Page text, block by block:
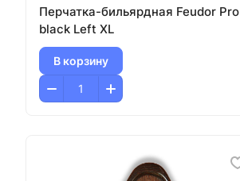
Перчатка-бильярдная Feudor Pro
black Left XL
В корзину